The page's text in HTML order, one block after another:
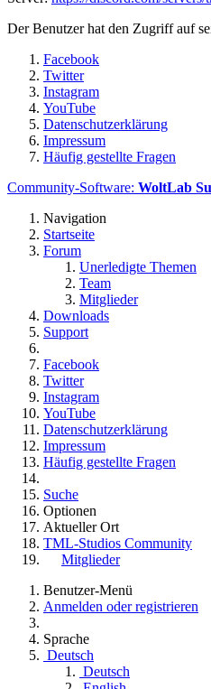
Der Benutzer hat den Zugriff auf
Facebook
Twitter
Instagram
YouTube
Datenschutzerklärung
Impressum
Häufig gestellte Fragen
Community-Software: WoltLab
Navigation
Startseite
Forum
Unerledigte Themen
Team
Mitglieder
Downloads
Support
Facebook
Twitter
Instagram
YouTube
Datenschutzerklärung
Impressum
Häufig gestellte Fragen
Suche
Optionen
Aktueller Ort
TML-Studios Community
Mitglieder
Benutzer-Menü
Anmelden oder registrieren
Sprache
Deutsch
Deutsch